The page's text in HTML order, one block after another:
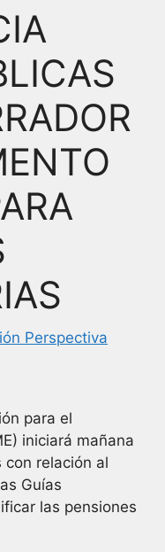
Perspectiva
para el
iniciará mañana
relación al
Guías
las pensiones